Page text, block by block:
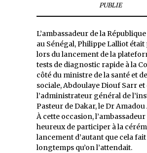
PUBLIE
L’ambassadeur de la
au Sénégal, Philippe Lalliot
lors du lancement de la
tests de diagnostic rapide à la
côté du ministre de la santé et
sociale, Abdoulaye Diouf Sarr et
l’administrateur général de
Pasteur de Dakar, le Dr Amadou
À cette occasion, l’ambassadeur
heureux de participer à la
lancement d’autant que cela fait
longtemps qu’on l’attendait.